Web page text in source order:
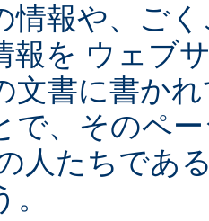
情報や、ご
報を ウェブ
文書に書か
で、そのペ
人たちであ